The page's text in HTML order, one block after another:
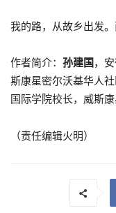
我的路，从故乡出发
作者简介： 孙建国，
斯康星密尔沃基华人
国际学院校长，威斯康
（责任编辑火明）